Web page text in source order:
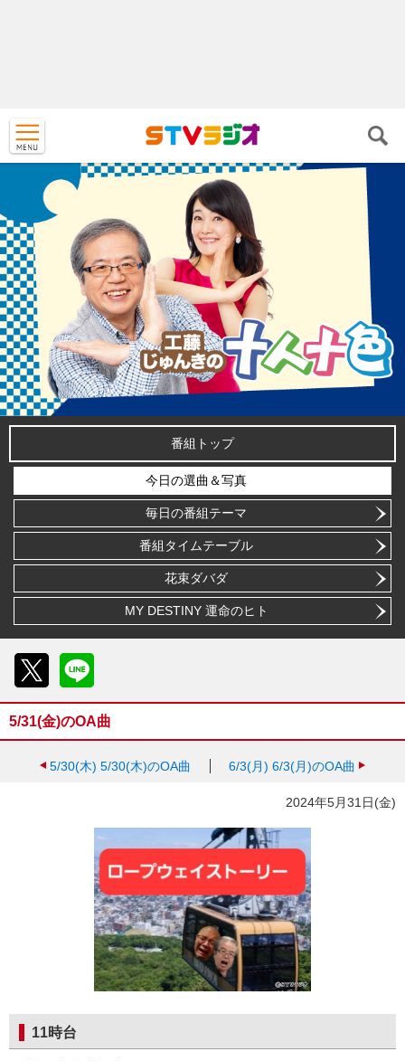
番組トップ
今日の選曲＆写真
毎日の番組テーマ
番組タイムテーブル
花束ダバダ
MY DESTINY 運命のヒト
5/31(金)のOA曲
5/30(木) 5/30(木)のOA曲 6/3(月) 6/3(月)のOA曲
2024年5月31日(金)
11時台